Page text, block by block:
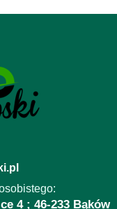
4 ; 46-233 Bąków